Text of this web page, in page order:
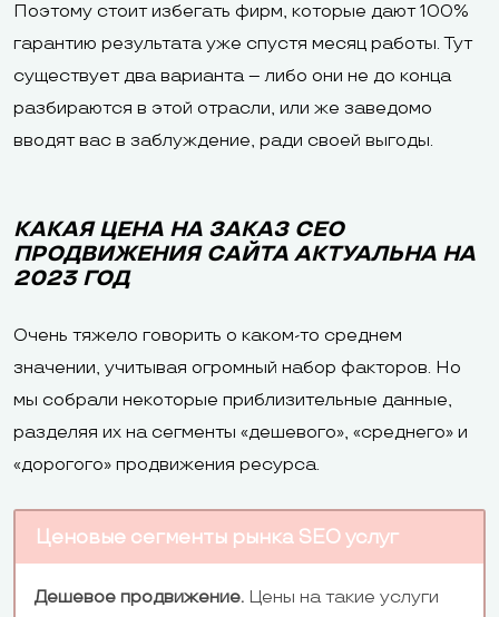
Поэтому стоит избегать фирм, которые дают 100%
гарантию результата уже спустя месяц работы. Тут
существует два варианта – либо они не до конца
разбираются в этой отрасли, или же заведомо
вводят вас в заблуждение, ради своей выгоды.
КАКАЯ ЦЕНА НА ЗАКАЗ СЕО
ПРОДВИЖЕНИЯ САЙТА АКТУАЛЬНА НА
2023 ГОД
Очень тяжело говорить о каком-то среднем
значении, учитывая огромный набор факторов. Но
мы собрали некоторые приблизительные данные,
разделяя их на сегменты «дешевого», «среднего» и
«дорогого» продвижения ресурса.
Ценовые сегменты рынка SEO услуг
Дешевое продвижение. Цены на такие услуги